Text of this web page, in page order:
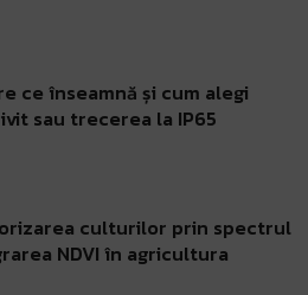
ce înseamnă și cum alegi
sau trecerea la IP65
culturilor prin spectrul
NDVI în agricultura